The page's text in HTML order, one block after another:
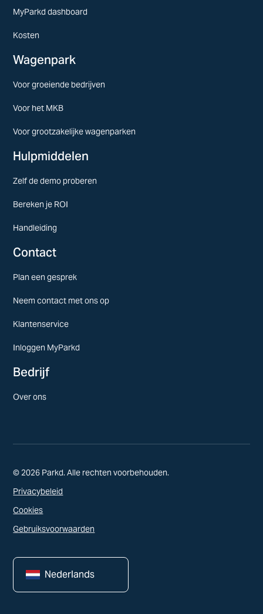
MyParkd dashboard
Kosten
Wagenpark
Voor groeiende bedrijven
Voor het MKB
Voor grootzakelijke wagenparken
Hulpmiddelen
Zelf de demo proberen
Bereken je ROI
Handleiding
Contact
Plan een gesprek
Neem contact met ons op
Klantenservice
Inloggen MyParkd
Bedrijf
Over ons
© 2026 Parkd. Alle rechten voorbehouden.
Privacybeleid
Cookies
Gebruiksvoorwaarden
Nederlands